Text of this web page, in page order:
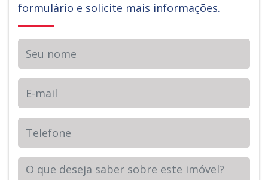
formulário e solicite mais informações.
Telefone
Sua Mensagem